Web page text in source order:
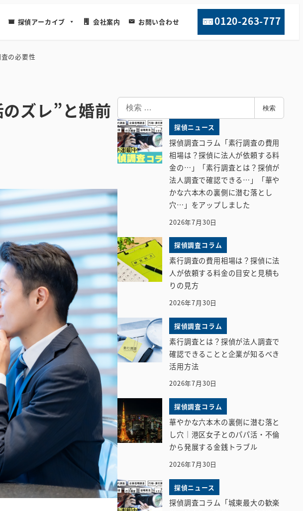
探偵アーカイブ 会社案内 お問い合わせ 0120-263-777
の必要性
ズレ”と婚前
索
検索
探偵ニュース
探偵調査コラム「素行調査の費用
相場は？探偵に法人が依頼する料
金の…」「素行調査とは？探偵が
法人調査で確認できる…」「華や
かな六本木の裏側に潜む落とし
穴…」をアップしました
2026年7月30日
探偵調査コラム
素行調査の費用相場は？探偵に法
人が依頼する料金の目安と見積も
りの見方
2026年7月30日
探偵調査コラム
素行調査とは？探偵が法人調査で
確認できることと企業が知るべき
活用方法
2026年7月30日
探偵調査コラム
華やかな六本木の裏側に潜む落と
し穴｜港区女子とのパパ活・不倫
から発展する金銭トラブル
2026年7月30日
探偵ニュース
探偵調査コラム「城東最大の歓楽